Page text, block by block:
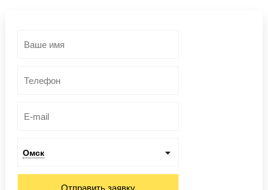
Омск
Отправить заявку